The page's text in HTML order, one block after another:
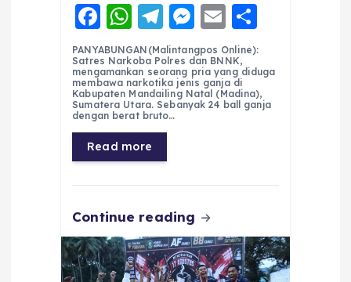
F
a
c
e
b
o
o
k
W
h
a
ts
A
p
p
T
el
e
g
r
a
m
M
e
ss
e
n
E
m
ai
l
h
a
re
PANYABUNGAN(Malintangpos Online):
Satres Narkoba Polres dan BNNK,
mengamankan seorang pria yang diduga
membawa narkotika jenis ganja di
Kabupaten Mandailing Natal (Madina),
Sumatera Utara. Sebanyak 24 ball ganja
dengan berat bruto…
Read more
Continue reading